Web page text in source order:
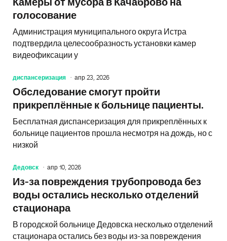
Камеры от мусора в Качаброво на
голосование
Администрация муниципального округа Истра
подтвердила целесообразность установки камер
видеофиксации у
диспансеризация апр 23, 2026
Обследование смогут пройти
прикреплённые к больнице пациенты.
Бесплатная диспансеризация для прикреплённых к
больнице пациентов прошла несмотря на дождь, но с
низкой
Дедовск апр 10, 2026
Из-за повреждения трубопровода без
воды остались несколько отделений
стационара
В городской больнице Дедовска несколько отделений
стационара остались без воды из-за повреждения